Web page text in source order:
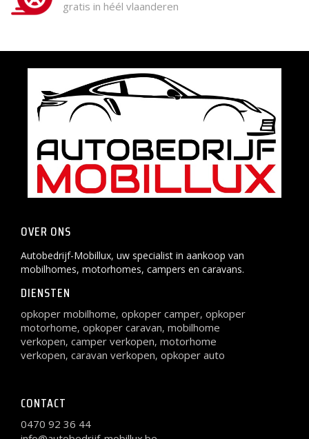
gratis in héél vlaanderen
OVER ONS
Autobedrijf-Mobillux, uw specialist in aankoop van
mobilhomes, motorhomes, campers en caravans.
DIENSTEN
opkoper mobilhome, opkoper camper, opkoper
motorhome, opkoper caravan, mobilhome
verkopen, camper verkopen, motorhome
verkopen, caravan verkopen, opkoper auto
CONTACT
0470 92 36 44